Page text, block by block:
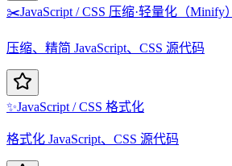
✂️JavaScript / CSS 压缩·轻量化（Minify）
压缩、精简 JavaScript、CSS 源代码
✨JavaScript / CSS 格式化
格式化 JavaScript、CSS 源代码